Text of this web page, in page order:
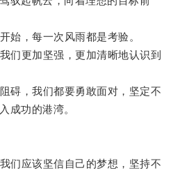
，每一次风雨都是考验。
更加坚强，更加清晰地认识到
，我们都要勇敢面对，坚定不
成功的港湾。
应该坚信自己的梦想，坚持不